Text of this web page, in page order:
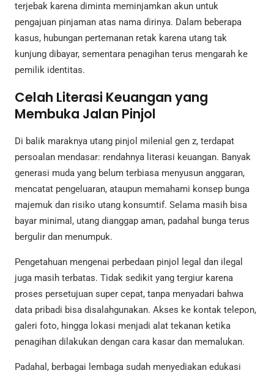
terjebak karena diminta meminjamkan akun untuk
pengajuan pinjaman atas nama dirinya. Dalam beberapa
kasus, hubungan pertemanan retak karena utang tak
kunjung dibayar, sementara penagihan terus mengarah ke
pemilik identitas.
Celah Literasi Keuangan yang
Membuka Jalan Pinjol
Di balik maraknya utang pinjol milenial gen z, terdapat
persoalan mendasar: rendahnya literasi keuangan. Banyak
generasi muda yang belum terbiasa menyusun anggaran,
mencatat pengeluaran, ataupun memahami konsep bunga
majemuk dan risiko utang konsumtif. Selama masih bisa
bayar minimal, utang dianggap aman, padahal bunga terus
bergulir dan menumpuk.
Pengetahuan mengenai perbedaan pinjol legal dan ilegal
juga masih terbatas. Tidak sedikit yang tergiur karena
proses persetujuan super cepat, tanpa menyadari bahwa
data pribadi bisa disalahgunakan. Akses ke kontak telepon,
galeri foto, hingga lokasi menjadi alat tekanan ketika
penagihan dilakukan dengan cara kasar dan memalukan.
Padahal, berbagai lembaga sudah menyediakan edukasi